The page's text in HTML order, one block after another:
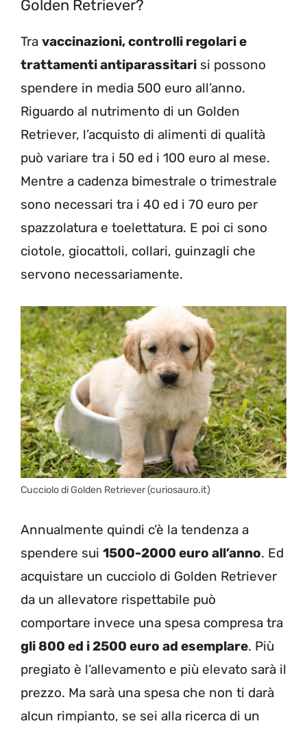
Golden Retriever?
Tra vaccinazioni, controlli regolari e
trattamenti antiparassitari si possono
spendere in media 500 euro all’anno.
Riguardo al nutrimento di un Golden
Retriever, l’acquisto di alimenti di qualità
può variare tra i 50 ed i 100 euro al mese.
Mentre a cadenza bimestrale o trimestrale
sono necessari tra i 40 ed i 70 euro per
spazzolatura e toelettatura. E poi ci sono
ciotole, giocattoli, collari, guinzagli che
servono necessariamente.
Cucciolo di Golden Retriever (curiosauro.it)
Annualmente quindi c’è la tendenza a
spendere sui 1500-2000 euro all’anno. Ed
acquistare un cucciolo di Golden Retriever
da un allevatore rispettabile può
comportare invece una spesa compresa tra
gli 800 ed i 2500 euro ad esemplare. Più
pregiato è l’allevamento e più elevato sarà il
prezzo. Ma sarà una spesa che non ti darà
alcun rimpianto, se sei alla ricerca di un